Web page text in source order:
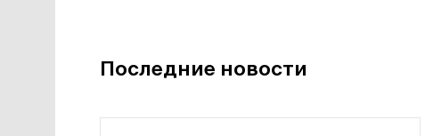
Последние новости